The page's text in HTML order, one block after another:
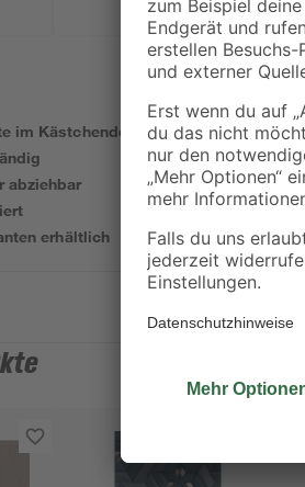
im Kästchendesign
abziehbar
erhältlich